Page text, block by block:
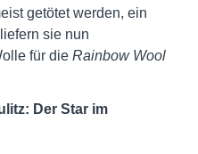
getötet werden, ein
sie nun
für die Rainbow Wool
Der Star im